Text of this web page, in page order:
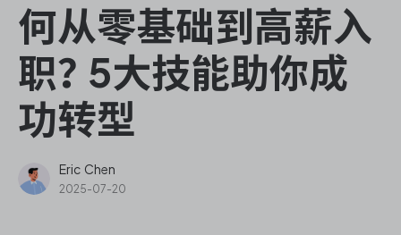
ONES Assistant
敏捷研发管理
企业知识库管理
何从零基础到高薪入
职？5大技能助你成
功转型
Eric Chen
2025-07-20